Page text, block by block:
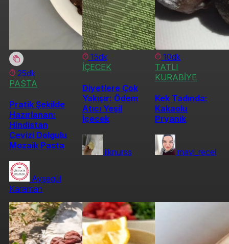
25dk
PASTA
Pratik Şekilde
Hazırlanan:
Hindistan
Cevizi Dolgulu
Mozaik Pasta
Ayşegül
Karaman
15dk
İÇECEK
Diyetlere Çok
Yakışır: Ödem
Atıcı Yeşil
İçecek
ilknurss
10dk
TATLI
KURABİYE
Kek Tadında:
Kakaolu
Pryanik
mavi_recel